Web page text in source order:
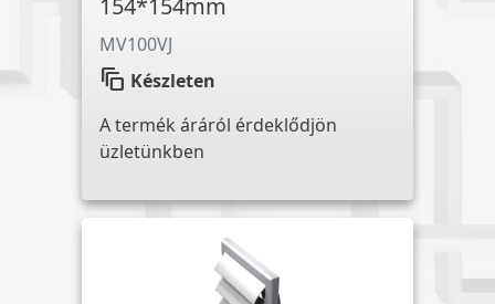
154*154mm
MV100VJ
auto_awesome_motion Készleten
A termék áráról érdeklődjön
üzletünkben